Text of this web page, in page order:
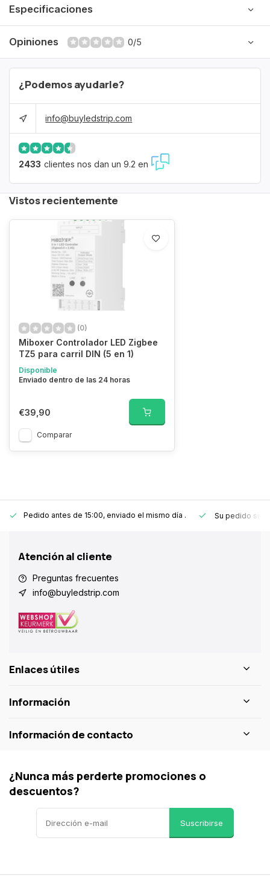
Especificaciones
Opiniones 0/5
¿Podemos ayudarle?
info@buyledstrip.com
2433 clientes nos dan un 9.2 en
Vistos recientemente
(0)
Miboxer Controlador LED Zigbee
TZ5 para carril DIN (5 en 1)
Disponible
Enviado dentro de las 24 horas
€39,90
Comparar
Pedido antes de 15:00, enviado el mismo día . Su pedido
Atención al cliente
Preguntas frecuentes
info@buyledstrip.com
Enlaces útiles
Información
Información de contacto
¿Nunca más perderte promociones o
descuentos?
Suscribirse